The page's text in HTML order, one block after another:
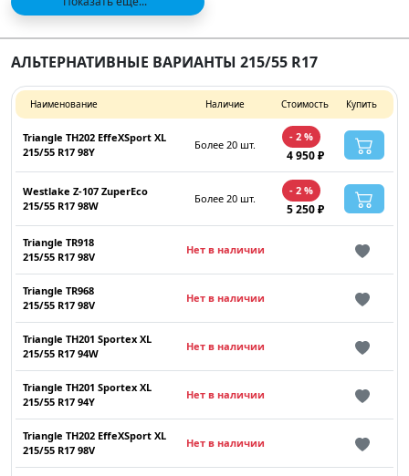
АЛЬТЕРНАТИВНЫЕ ВАРИАНТЫ 215/55 R17
Наименование Наличие Стоимость Купить
Triangle TH202 EffeXSport XL
215/55 R17 98Y
Более 20 шт.
- 2 %
4 950 ₽
Westlake Z-107 ZuperEco
215/55 R17 98W
Более 20 шт.
- 2 %
5 250 ₽
Triangle TR918
215/55 R17 98V
Нет в наличии
Triangle TR968
215/55 R17 98V
Нет в наличии
Triangle TH201 Sportex XL
215/55 R17 94W
Нет в наличии
Triangle TH201 Sportex XL
215/55 R17 94Y
Нет в наличии
Triangle TH202 EffeXSport XL
215/55 R17 98V
Нет в наличии